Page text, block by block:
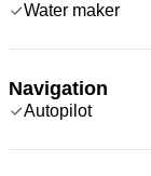
Water maker
Navigation
Autopilot